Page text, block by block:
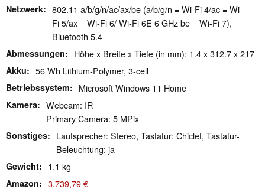
Netzwerk
802.11 a/​b/​g/​n/​ac/​ax/​be (a/b/g/n = Wi-Fi 4/ac = Wi-
Fi 5/ax = Wi-Fi 6/ Wi-Fi 6E 6 GHz be = Wi-Fi 7),
Bluetooth 5.4
Abmessungen Höhe x Breite x Tiefe (in mm): 1.4 x 312.7 x 217
Akku 56 Wh Lithium-Polymer, 3-cell
Betriebssystem Microsoft Windows 11 Home
Kamera
Webcam: IR
Primary Camera: 5 MPix
Sonstiges
Lautsprecher: Stereo, Tastatur: Chiclet, Tastatur-
Beleuchtung: ja
Gewicht 1.1 kg
Amazon 3.739,79 €